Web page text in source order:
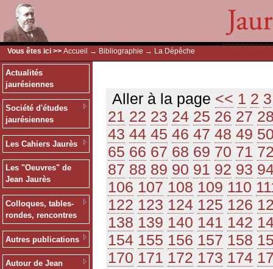
Vous êtes ici >> Accueil → Bibliographie → La Dépêche
Actualités
jaurésiennes
Société d'études
jaurésiennes
Les Cahiers Jaurès
Les "Oeuvres" de
Jean Jaurès
Colloques, tables-
rondes, rencontres
Autres publications
Autour de Jean
Aller à la page << 1 2 3
21 22 23 24 25 26 27
43 44 45 46 47 48 49
65 66 67 68 69 70 71
87 88 89 90 91 92 93
106 107 108 109 110
122 123 124 125 126
138 139 140 141 142
154 155 156 157 158
170 171 172 173 174